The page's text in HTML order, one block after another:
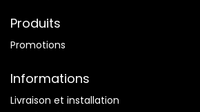
Produits
Promotions
Informations
Livraison et installation